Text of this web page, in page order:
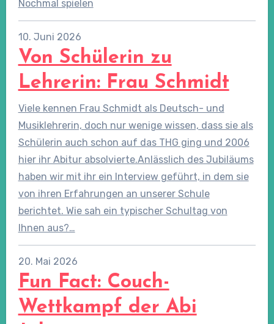
Nochmal spielen
10. Juni 2026
Von Schülerin zu
Lehrerin: Frau Schmidt
Viele kennen Frau Schmidt als Deutsch- und
Musiklehrerin, doch nur wenige wissen, dass sie als
Schülerin auch schon auf das THG ging und 2006
hier ihr Abitur absolvierte.Anlässlich des Jubiläums
haben wir mit ihr ein Interview geführt, in dem sie
von ihren Erfahrungen an unserer Schule
berichtet. Wie sah ein typischer Schultag von
Ihnen aus?…
20. Mai 2026
Fun Fact: Couch-
Wettkampf der Abi